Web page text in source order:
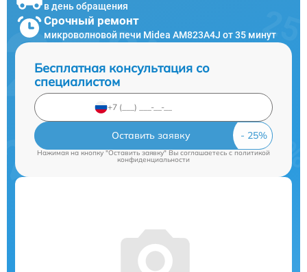
в день обращения
Срочный ремонт
микроволновой печи Midea AM823A4J от 35 минут
Бесплатная консультация со
специалистом
Оставить заявку
Нажимая на кнопку "Оставить заявку" Вы соглашаетесь cполитикой
конфиденциальности